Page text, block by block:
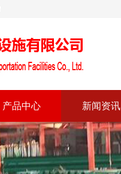
产品中心 新闻资讯